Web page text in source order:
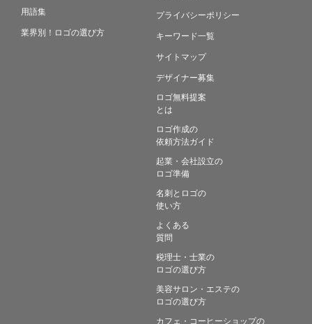
用語集
業界別！ロゴの選び方
プライバシーポリシー
キーワード一覧
サイトマップ
デザイナー募集
ロゴ無料提案
とは
ロゴ作成の
依頼方法ガイド
起業・会社設立の
ロゴ準備
名刺とロゴの
使い方
よくある
質問
税理士・士業の
ロゴの選び方
美容サロン・エステの
ロゴの選び方
カフェ・コーヒーショップの